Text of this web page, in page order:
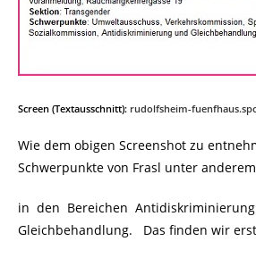
Screen (Textausschnitt): rudolfsheim-
Wie dem obigen Screenshot zu
Schwerpunkte von Frasl unter anderem
in den Bereichen
Gleichbehandlung. Das finden wir